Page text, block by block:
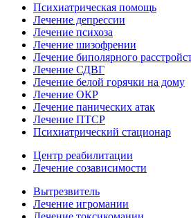
Психиатрическая помощь
Лечение депрессии
Лечение психоза
Лечение шизофрении
Лечение биполярного
Лечение СДВГ
Лечение белой горячки на дому
Лечение ОКР
Лечение панических атак
Лечение ПТСР
Психиатрический стационар
Центр реабилитации
Лечение созависимости
Вытрезвитель
Лечение игромании